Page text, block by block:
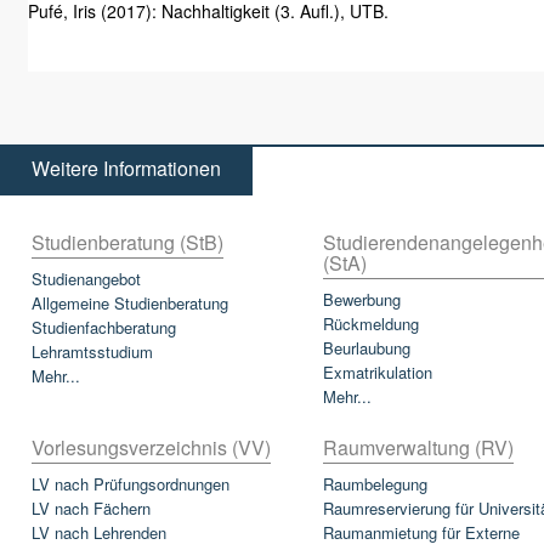
Pufé, Iris (2017): Nachhaltigkeit (3. Aufl.), UTB.
Weitere Informationen
Studienberatung (StB)
Studienangebot
Allgemeine Studienberatung
Studienfachberatung
Lehramtsstudium
Mehr...
(StA)
Bewerbung
Rückmeldung
Beurlaubung
Exmatrikulation
Mehr...
Vorlesungsverzeichnis (VV)
LV nach Prüfungsordnungen
LV nach Fächern
LV nach Lehrenden
Raumverwaltung (RV)
Raumbelegung
Raumreservierung für
Raumanmietung für Externe